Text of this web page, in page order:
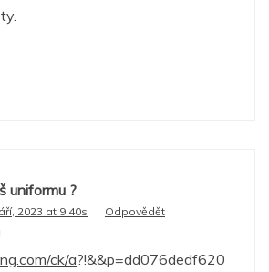
uniformu ?
2023 at 9:40s Odpovědět
ck/a?!&&p=dd076dedf620